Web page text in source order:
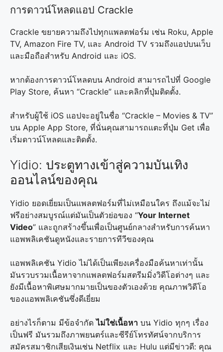
การดาวน์โหลดแอป Crackle
Crackle ขยายความถึงไปทุกแพลตฟอร์ม เช่น Roku, Apple
TV, Amazon Fire TV, และ Android TV รวมถึงแอปบนเว็บ
และมือถือสำหรับ Android และ iOS.
หากต้องการดาวน์โหลดบน Android สามารถไปที่ Google
Play Store, ค้นหา “Crackle” และคลิกที่ปุ่มติดตั้ง.
สำหรับผู้ใช้ iOS แอปจะอยู่ในชื่อ “Crackle – Movies & TV”
บน Apple App Store, ที่นั่นคุณสามารถแตะที่ปุ่ม Get เพื่อ
เริ่มดาวน์โหลดและติดตั้ง.
Yidio: ประตูทางเข้าสู่ความบันเทิง
ออนไลน์ของคุณ
Yidio ยอดเยี่ยมเป็นแพลตฟอร์มที่ไม่เหมือนใคร ถึงแม้จะไม่
ฟรีอย่างสมบูรณ์แต่มันเป็นตัวย่อของ “Your Internet
Video” และถูกสร้างขึ้นเพื่อเป็นศูนย์กลางสำหรับการค้นหา
แอพพลิเคชันดูหนังและรายการทีวีของคุณ
แอพพลิเคชัน Yidio ไม่ได้เป็นเพียงเครื่องมือค้นหาเท่านั้น
มันรวบรวมเนื้อหาจากแพลตฟอร์มสตรีมมิ่งวิดีโอต่างๆ และ
ยังมีเนื้อหาพิเศษมากมายเป็นของตัวเองด้วย คุณภาพวิดีโอ
ของแอพพลิเคชันซึ่งดีเยี่ยม
อย่างไรก็ตาม มีข้อจำกัดไม่ใช่เนื้อหา บน Yidio ทุกๆ เรื่อง
เป็นฟรี มันรวมถึงภาพยนตร์และซีรีย์โทรทัศน์จากบริการ
สมัครสมาชิกเสียเงินเช่น Netflix และ Hulu แต่มีข่าวดี: คุณ